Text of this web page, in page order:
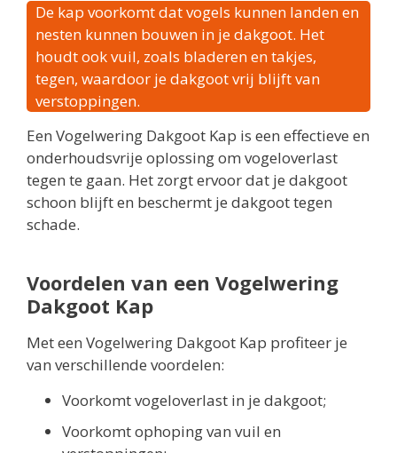
De kap voorkomt dat vogels kunnen landen en
nesten kunnen bouwen in je dakgoot. Het
houdt ook vuil, zoals bladeren en takjes,
tegen, waardoor je dakgoot vrij blijft van
verstoppingen.
Een Vogelwering Dakgoot Kap is een effectieve en
onderhoudsvrije oplossing om vogeloverlast
tegen te gaan. Het zorgt ervoor dat je dakgoot
schoon blijft en beschermt je dakgoot tegen
schade.
Voordelen van een Vogelwering
Dakgoot Kap
Met een Vogelwering Dakgoot Kap profiteer je
van verschillende voordelen:
Voorkomt vogeloverlast in je dakgoot;
Voorkomt ophoping van vuil en